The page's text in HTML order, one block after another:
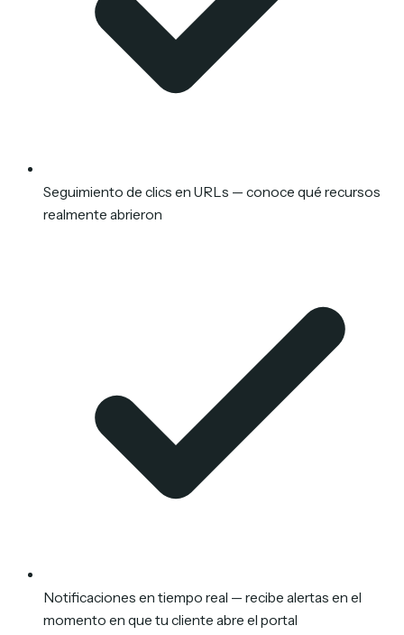
Seguimiento de clics en URLs — conoce qué recursos
realmente abrieron
Notificaciones en tiempo real — recibe alertas en el
momento en que tu cliente abre el portal